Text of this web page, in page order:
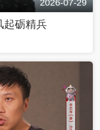
2026-07-29
起砺精兵